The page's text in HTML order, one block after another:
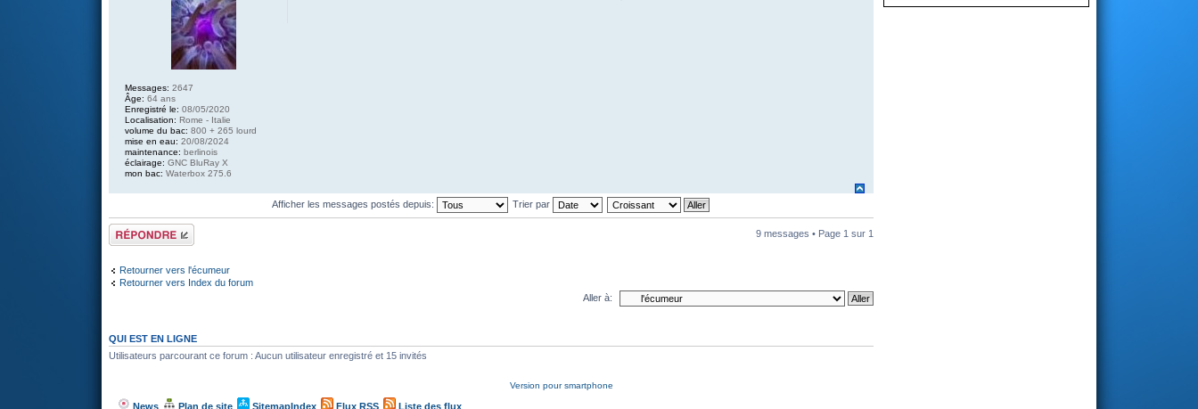
Messages: 2647
Âge: 64 ans
Enregistré le: 08/05/2020
Localisation: Rome - Italie
volume du bac: 800 + 265 lourd
mise en eau: 20/08/2024
maintenance: berlinois
éclairage: GNC BluRay X
mon bac: Waterbox 275.6
Afficher les messages postés depuis: Trier par
Répondre 9 messages • Page 1 sur 1
Retourner vers l'écumeur
Retourner vers Index du forum
Aller à:
QUI EST EN LIGNE
Utilisateurs parcourant ce forum : Aucun utilisateur enregistré et 15 invités
Version pour smartphone
News Plan de site SitemapIndex Flux RSS Liste des flux